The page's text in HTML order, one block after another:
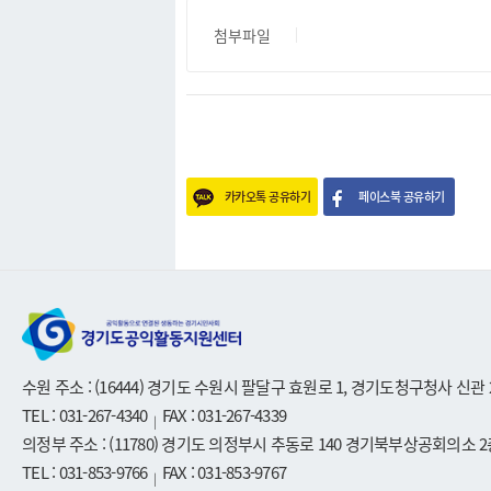
첨부파일
카카오톡 공유하기 페이스북 공유하기
수원 주소 : (16444) 경기도 수원시 팔달구 효원로 1, 경기도청구청사 신관
TEL : 031-267-4340 | FAX : 031-267-4339
의정부 주소 : (11780) 경기도 의정부시 추동로 140 경기북부상공회의소 2
TEL : 031-853-9766 | FAX : 031-853-9767